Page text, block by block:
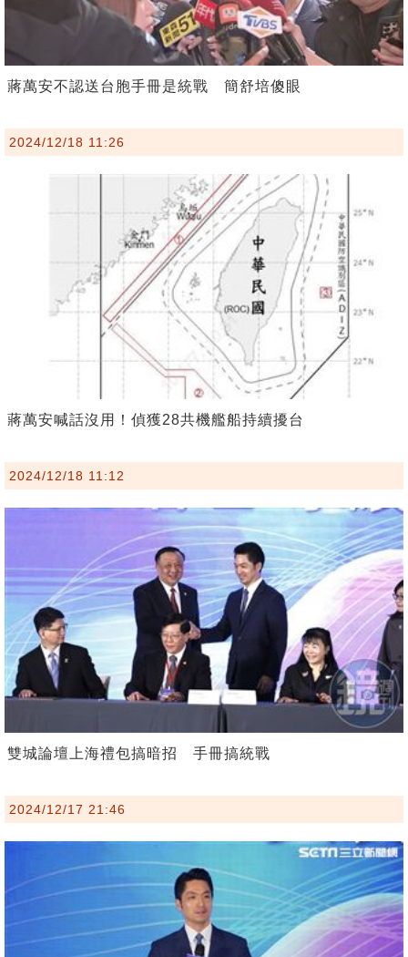
蔣萬安不認送台胞手冊是統戰 簡舒培傻眼
2024/12/18 11:26
蔣萬安喊話沒用！偵獲28共機艦船持續擾台
2024/12/18 11:12
雙城論壇上海禮包搞暗招 手冊搞統戰
2024/12/17 21:46